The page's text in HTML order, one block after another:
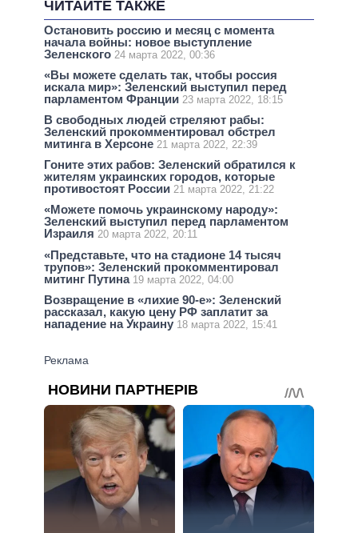
ЧИТАЙТЕ ТАКЖЕ
Остановить россию и месяц с момента
начала войны: новое выступление
Зеленского 24 марта 2022, 00:36
«Вы можете сделать так, чтобы россия
искала мир»: Зеленский выступил перед
парламентом Франции 23 марта 2022, 18:15
В свободных людей стреляют рабы:
Зеленский прокомментировал обстрел
митинга в Херсоне 21 марта 2022, 22:39
Гоните этих рабов: Зеленский обратился к
жителям украинских городов, которые
противостоят России 21 марта 2022, 21:22
«Можете помочь украинскому народу»:
Зеленский выступил перед парламентом
Израиля 20 марта 2022, 20:11
«Представьте, что на стадионе 14 тысяч
трупов»: Зеленский прокомментировал
митинг Путина 19 марта 2022, 04:00
Возвращение в «лихие 90-е»: Зеленский
рассказал, какую цену РФ заплатит за
нападение на Украину 18 марта 2022, 15:41